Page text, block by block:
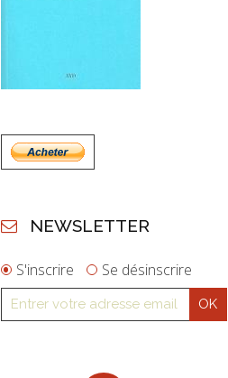
NEWSLETTER
S'inscrire Se désinscrire